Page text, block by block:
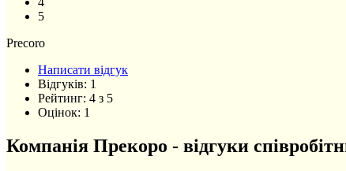
5
Precoro
Написати відгук
Відгуків: 1
Рейтинг: 4 з 5
Оцінок: 1
Компанія Прекоро - відгуки